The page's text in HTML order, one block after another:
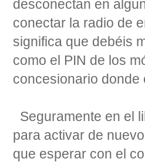
desconectan en
conectar la radio de
significa que debéis
como el PIN de los
concesionario
Seguramente en el
para activar de
que esperar con el